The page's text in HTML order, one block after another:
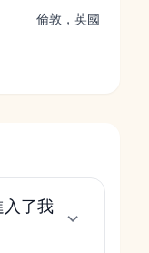
倫敦，英國
了我